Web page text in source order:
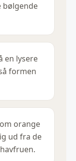
bølgende
en lysere
formen
orange
ud fra de